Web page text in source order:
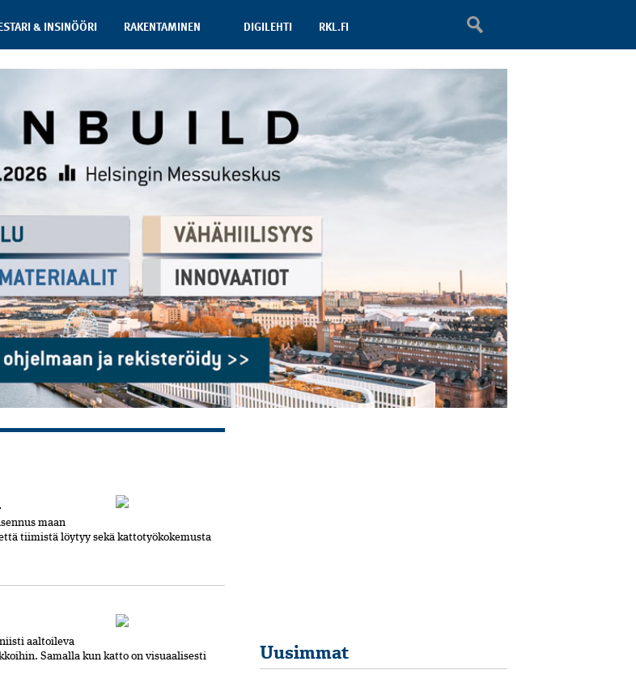
& INSINÖÖRI RAKENTAMINEN DIGILEHTI RKL.FI
maan
tiimistä löytyy sekä katto­työkokemusta
aaltoileva
Samalla kun katto on visuaalisesti
Uusimmat